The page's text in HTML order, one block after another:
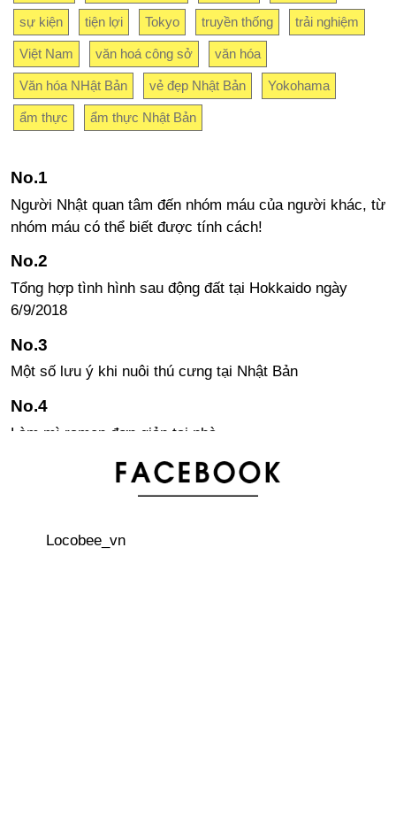
sự kiện tiện lợi Tokyo truyền thống trải nghiệm
Việt Nam văn hoá công sở văn hóa
Văn hóa NHật Bản vẻ đẹp Nhật Bản Yokohama
ẩm thực ẩm thực Nhật Bản
Người Nhật quan tâm đến nhóm máu của người khác, từ
nhóm máu có thể biết được tính cách!
Tổng hợp tình hình sau động đất tại Hokkaido ngày
6/9/2018
Một số lưu ý khi nuôi thú cưng tại Nhật Bản
Làm mì ramen đơn giản tại nhà
“Bữa tiệc” của các quý ông hói đầu
Locobee_vn